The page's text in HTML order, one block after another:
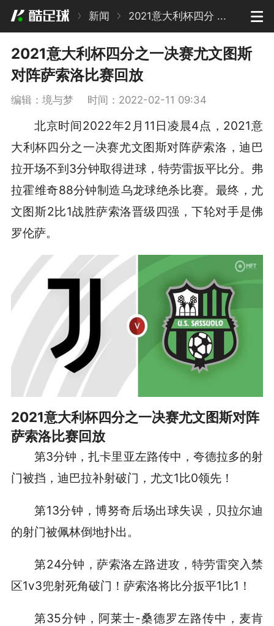
新闻 2021意大利杯四分 ...
2021意大利杯四分之一决赛尤文图斯
对阵萨索洛比赛回放
编辑：境与梦 时间：2022-02-11 09:34
北京时间2022年2月11日凌晨4点，2021意
大利杯四分之一决赛尤文图斯对阵萨索洛，迪巴
拉开场不到3分钟取得进球，特劳雷扳平比分。弗
拉霍维奇88分钟制造乌龙球绝杀比赛。最终，尤
文图斯2比1战胜萨索洛晋级四强，下轮对手是佛
罗伦萨。
2021意大利杯四分之一决赛尤文图斯对阵
萨索洛比赛回放
第3分钟，扎卡里亚左路传中，夸德拉多的射
门被挡，迪巴拉补射破门，尤文1比0领先！
第13分钟，博努奇后场出球失误，贝拉尔迪
的射门被佩林倒地扑出。
第24分钟，萨索洛左路进攻，特劳雷突入禁
区1v3兜射死角破门！萨索洛将比分扳平1比1！
第35分钟，阿莱士-桑德罗左路传中，麦肯